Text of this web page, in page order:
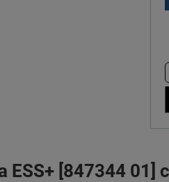
[847344 01]